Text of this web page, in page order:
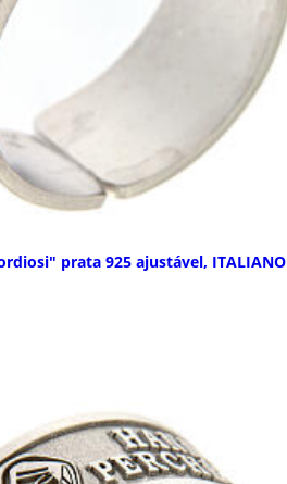
prata 925 ajustável, ITALIANO